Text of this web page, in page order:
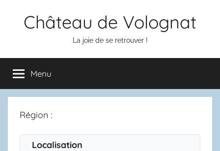
Château de Volognat
La joie de se retrouver !
Menu
Région :
Localisation